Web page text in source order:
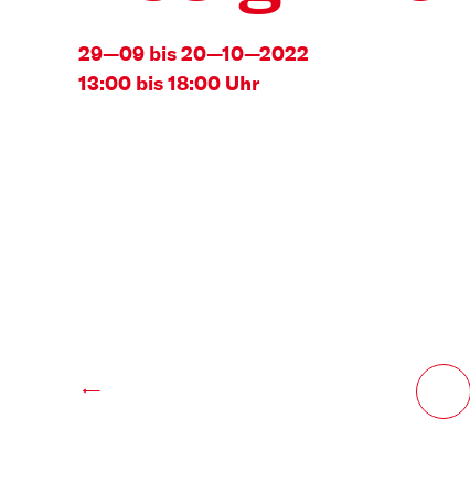
29—09 bis 20—10—2022
13:00 bis 18:00 Uhr
←